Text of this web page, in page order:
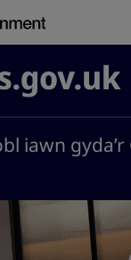
iawn